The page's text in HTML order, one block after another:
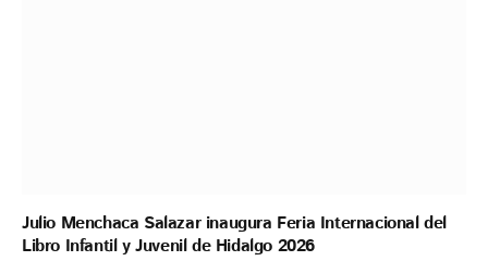
Julio Menchaca Salazar inaugura Feria Internacional del
Libro Infantil y Juvenil de Hidalgo 2026